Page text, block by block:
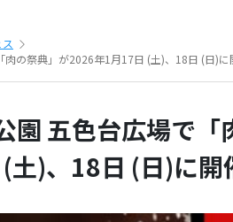
肉の祭典」が2026年1月17日 (土)、18日 (日)に
園 五色台広場で「
)、18日 (日)に開